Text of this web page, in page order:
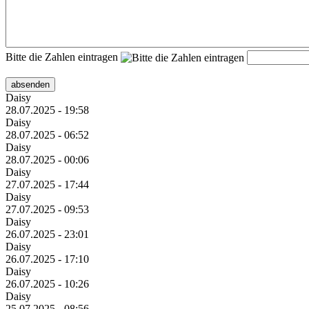
Bitte die Zahlen eintragen
absenden
Daisy
28.07.2025 - 19:58
Daisy
28.07.2025 - 06:52
Daisy
28.07.2025 - 00:06
Daisy
27.07.2025 - 17:44
Daisy
27.07.2025 - 09:53
Daisy
26.07.2025 - 23:01
Daisy
26.07.2025 - 17:10
Daisy
26.07.2025 - 10:26
Daisy